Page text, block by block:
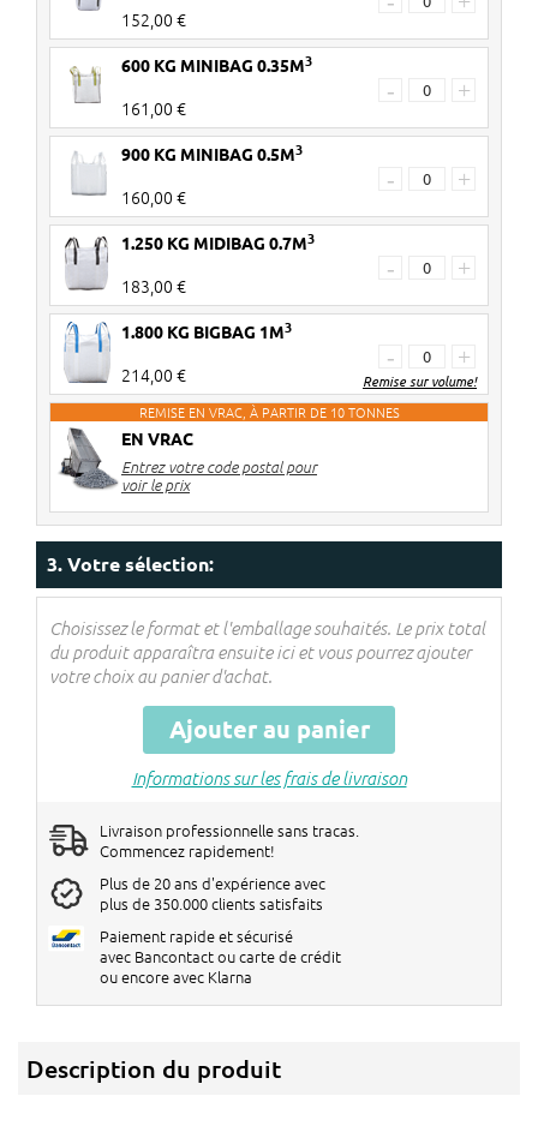
152,00 €
600 KG MINIBAG 0.35M3
161,00 €
- +
900 KG MINIBAG 0.5M3
160,00 €
- +
1.250 KG MIDIBAG 0.7M3
183,00 €
- +
1.800 KG BIGBAG 1M3
214,00 €
- +
Remise sur volume!
2 pièces
3-4 pièces € 10 de réduction par big bag
5> pièces
Les réductions seront réglées dans le
REMISE EN VRAC, À PARTIR DE 10 TONNES
EN VRAC
Entrez votre code postal pour
voir le prix
3. Votre sélection:
Choisissez le format et l'emballage souhaités. Le prix total
du produit apparaîtra ensuite ici et vous pourrez ajouter
votre choix au panier d'achat.
Ajouter au panier
Informations sur les frais de livraison
Livraison professionnelle sans tracas.
Commencez rapidement!
Plus de 20 ans d'expérience avec
plus de 350.000 clients satisfaits
Paiement rapide et sécurisé
avec Bancontact ou carte de crédit
ou encore avec Klarna
Description du produit